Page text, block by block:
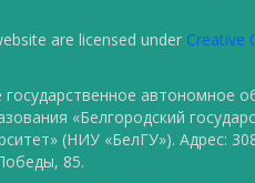
are licensed under Creative
автономное
«Белгородский
(НИУ «БелГУ»). Адрес:
85.